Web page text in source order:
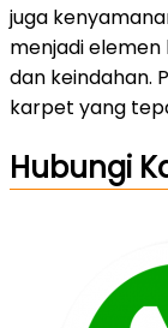
juga
menjadi
dan keindahan.
karpet yang
Hubungi